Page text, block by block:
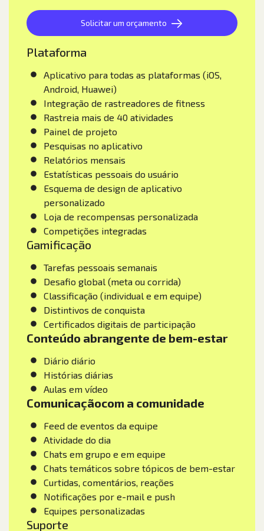
Solicitar um orçamento
Plataforma
Aplicativo para todas as plataformas (iOS,
Android, Huawei)
Integração de rastreadores de fitness
Rastreia mais de 40 atividades
Painel de projeto
Pesquisas no aplicativo
Relatórios mensais
Estatísticas pessoais do usuário
Esquema de design de aplicativo
personalizado
Loja de recompensas personalizada
Competições integradas
Gamificação
Tarefas pessoais semanais
Desafio global (meta ou corrida)
Classificação (individual e em equipe)
Distintivos de conquista
Certificados digitais de participação
Conteúdo abrangente de bem-estar
Diário diário
Histórias diárias
Aulas em vídeo
Comunicaçãocom a comunidade
Feed de eventos da equipe
Atividade do dia
Chats em grupo e em equipe
Chats temáticos sobre tópicos de bem-estar
Curtidas, comentários, reações
Notificações por e-mail e push
Equipes personalizadas
Suporte